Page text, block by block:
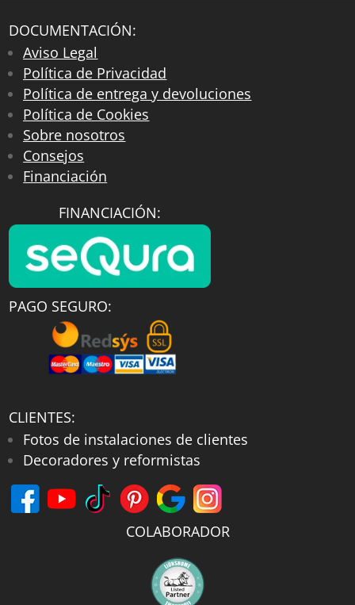
DOCUMENTACIÓN:
Aviso Legal
Política de Privacidad
Política de entrega y devoluciones
Política de Cookies
Sobre nosotros
Consejos
Financiación
FINANCIACIÓN:
PAGO SEGURO:
CLIENTES:
Fotos de instalaciones de clientes
Decoradores y reformistas
COLABORADOR